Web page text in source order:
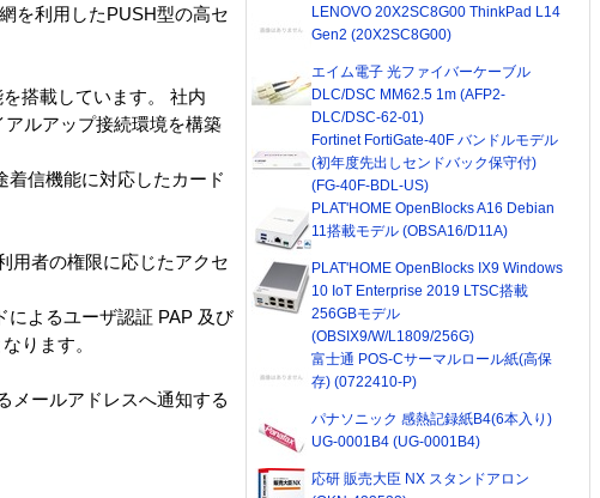
を利用したPUSH型の高セ
搭載しています。 社内
ルアップ接続環境を構築
信機能に対応したカード
用者の権限に応じたアクセ
によるユーザ認証 PAP 及び
ります。
メールアドレスへ通知する
LENOVO 20X2SC8G00 ThinkPad L14
Gen2 (20X2SC8G00)
エイム電子 光ファイバーケーブル
DLC/DSC MM62.5 1m (AFP2-
DLC/DSC-62-01)
Fortinet FortiGate-40F バンドルモデル
(初年度先出しセンドバック保守付)
(FG-40F-BDL-US)
PLAT'HOME OpenBlocks A16 Debian
11搭載モデル (OBSA16/D11A)
PLAT'HOME OpenBlocks IX9 Windows
10 IoT Enterprise 2019 LTSC搭載
256GBモデル
(OBSIX9/W/L1809/256G)
富士通 POS-Cサーマルロール紙(高保
存) (0722410-P)
パナソニック 感熱記録紙B4(6本入り)
UG-0001B4 (UG-0001B4)
応研 販売大臣 NX スタンドアロン